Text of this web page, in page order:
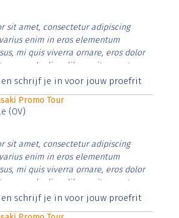
sit amet, consectetur adipiscing
enim in eros elementum
mi quis viverra ornare, eros dolor
commodo diam libero vitae erat.
et justo cursus id rutrum lorem
en schrijf je in voor jouw proefrit
Promo Tour
(OV)
sit amet, consectetur adipiscing
enim in eros elementum
mi quis viverra ornare, eros dolor
commodo diam libero vitae erat.
et justo cursus id rutrum lorem
en schrijf je in voor jouw proefrit